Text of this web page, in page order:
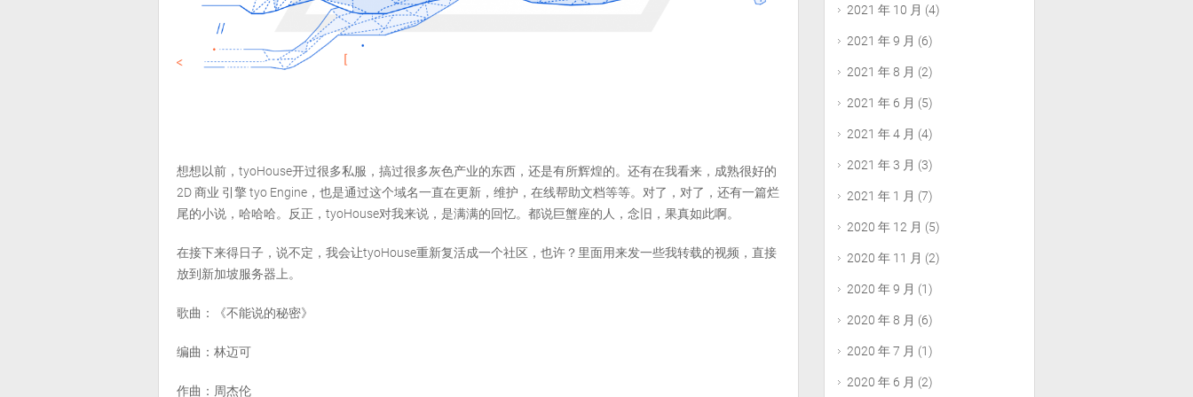
想想以前，tyoHouse开过很多私服，搞过很多灰色产业的东西，还是有所辉煌的。还有在我看来，成熟很好的
2D 商业 引擎 tyo Engine，也是通过这个域名一直在更新，维护，在线帮助文档等等。对了，对了，还有一篇烂
尾的小说，哈哈哈。反正，tyoHouse对我来说，是满满的回忆。都说巨蟹座的人，念旧，果真如此啊。
在接下来得日子，说不定，我会让tyoHouse重新复活成一个社区，也许？里面用来发一些我转载的视频，直接
放到新加坡服务器上。
歌曲：《不能说的秘密》
编曲：林迈可
作曲：周杰伦
2021 年 10 月 (4)
2021 年 9 月 (6)
2021 年 8 月 (2)
2021 年 6 月 (5)
2021 年 4 月 (4)
2021 年 3 月 (3)
2021 年 1 月 (7)
2020 年 12 月 (5)
2020 年 11 月 (2)
2020 年 9 月 (1)
2020 年 8 月 (6)
2020 年 7 月 (1)
2020 年 6 月 (2)